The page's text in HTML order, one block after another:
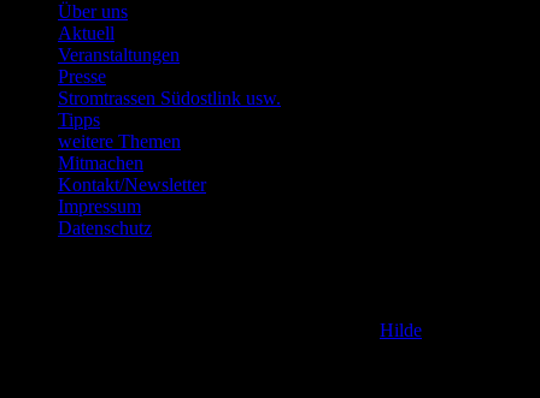
Über uns
Aktuell
Veranstaltungen
Presse
Stromtrassen Südostlink usw.
Tipps
weitere Themen
Mitmachen
Kontakt/Newsletter
Impressum
Datenschutz
Hilde